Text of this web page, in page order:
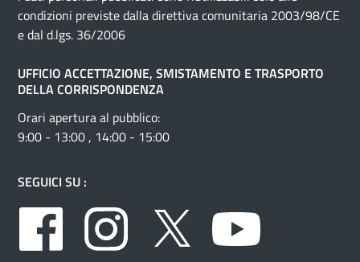
condizioni previste dalla direttiva comunitaria 2003/98/CE
e dal d.lgs. 36/2006
UFFICIO ACCETTAZIONE, SMISTAMENTO E TRASPORTO
DELLA CORRISPONDENZA
Orari apertura al pubblico:
9:00 - 13:00 , 14:00 - 15:00
SEGUICI SU :
Facebook
Instagram Twitter